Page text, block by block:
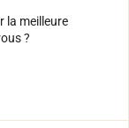
la meilleure
?